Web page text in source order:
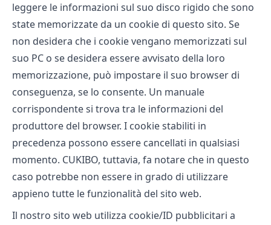
leggere le informazioni sul suo disco rigido che sono
state memorizzate da un cookie di questo sito. Se
non desidera che i cookie vengano memorizzati sul
suo PC o se desidera essere avvisato della loro
memorizzazione, può impostare il suo browser di
conseguenza, se lo consente. Un manuale
corrispondente si trova tra le informazioni del
produttore del browser. I cookie stabiliti in
precedenza possono essere cancellati in qualsiasi
momento. CUKIBO, tuttavia, fa notare che in questo
caso potrebbe non essere in grado di utilizzare
appieno tutte le funzionalità del sito web.
Il nostro sito web utilizza cookie/ID pubblicitari a